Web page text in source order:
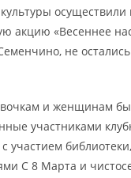
акцию «Весеннее
не
и женщинам
участниками
участием
С 8 Марта и